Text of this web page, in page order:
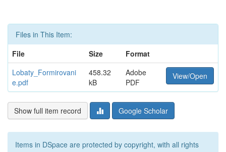
Files in This Item:
File
Size
Format
Lobaty_Formirovani
e.pdf
458.32
kB
Adobe
PDF
View/Open
Show full item record Google Scholar
Items in DSpace are protected by copyright, with all rights